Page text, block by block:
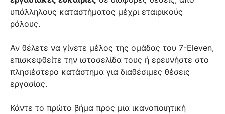
υπάλληλους καταστήματος μέχρι εταιρικούς
ρόλους.
Αν θέλετε να γίνετε μέλος της ομάδας του 7-Eleven,
επισκεφθείτε την ιστοσελίδα τους ή ερευνήστε στο
πλησιέστερο κατάστημα για διαθέσιμες θέσεις
εργασίας.
Κάντε το πρώτο βήμα προς μια ικανοποιητική